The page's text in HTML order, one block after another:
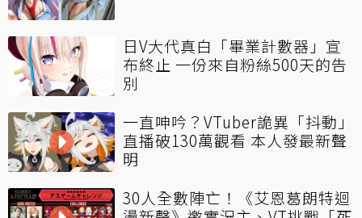
日V大代真白「畢業計數器」宣
布終止 一份來自粉絲500天的告
別
一直呻吟？VTuber詭異「抖動」
直播破130萬觀看 本人發最新聲
明
30人全數陣亡！《艾恩葛朗特迴